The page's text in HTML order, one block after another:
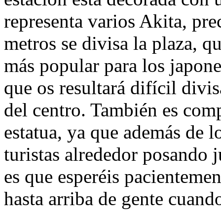
representa varios Akita,
metros se divisa la plaza,
más popular para los
que os resultará difícil
del centro. También es
estatua, ya que además de
turistas alrededor posando
es que esperéis
hasta arriba de gente